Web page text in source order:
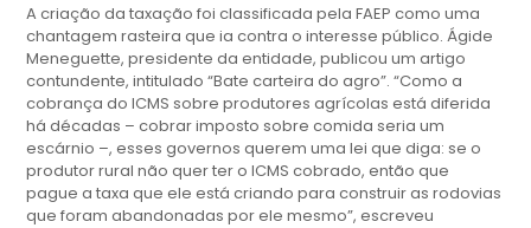
A criação da taxação foi classificada pela FAEP como uma
chantagem rasteira que ia contra o interesse público. Ágide
Meneguette, presidente da entidade, publicou um artigo
contundente, intitulado “Bate carteira do agro”. “Como a
cobrança do ICMS sobre produtores agrícolas está diferida
há décadas – cobrar imposto sobre comida seria um
escárnio –, esses governos querem uma lei que diga: se o
produtor rural não quer ter o ICMS cobrado, então que
pague a taxa que ele está criando para construir as rodovias
que foram abandonadas por ele mesmo”, escreveu